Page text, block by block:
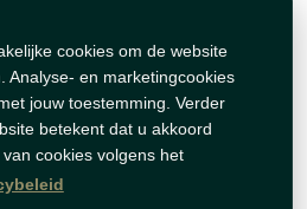
cookies om de website
Analyse- en marketingcookies
jouw toestemming. Verder
betekent dat u akkoord
cookies volgens het